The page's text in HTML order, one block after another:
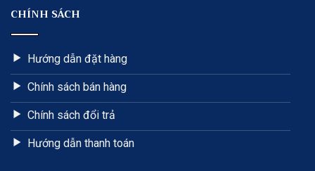
CHÍNH SÁCH
Hướng dẫn đặt hàng
Chính sách bán hàng
Chính sách đổi trả
Hướng dẫn thanh toán